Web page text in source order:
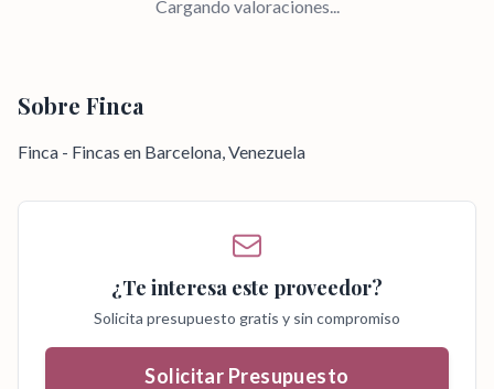
Cargando valoraciones...
Sobre Finca
Finca - Fincas en Barcelona, Venezuela
¿Te interesa este proveedor?
Solicita presupuesto gratis y sin compromiso
Solicitar Presupuesto